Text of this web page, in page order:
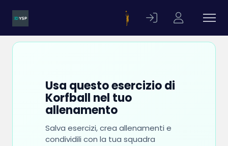
Usa questo esercizio di
Korfball nel tuo
allenamento
Salva esercizi, crea allenamenti e
condividili con la tua squadra